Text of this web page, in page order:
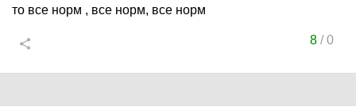
то все норм , все норм, все норм
8/0